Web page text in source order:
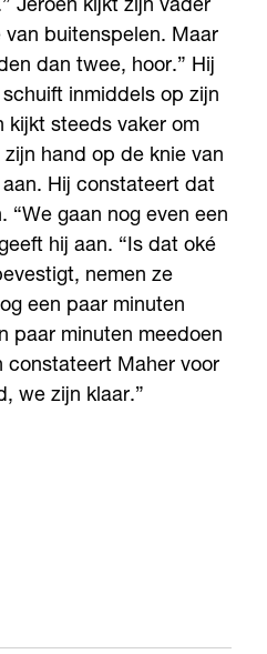
Jeroen kijkt zijn vader
van buitenspelen. Maar
dan twee, hoor.” Hij
inmiddels op zijn
kijkt steeds vaker om
hand op de knie van
Hij constateert dat
“We gaan nog even een
hij aan. “Is dat oké
nemen ze
een paar minuten
paar minuten meedoen
constateert Maher voor
we zijn klaar.”